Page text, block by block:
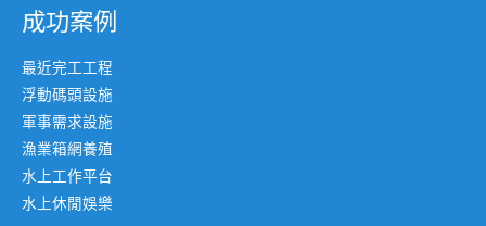
成功案例
最近完工工程
浮動碼頭設施
軍事需求設施
漁業箱網養殖
水上工作平台
水上休閒娛樂